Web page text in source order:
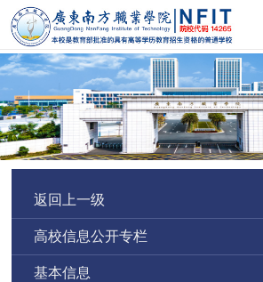
返回上一级
高校信息公开专栏
基本信息